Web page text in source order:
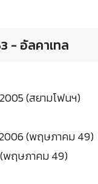
- อัลคาเทล
(สยามโฟนฯ)
(พฤษภาคม 49)
(พฤษภาคม 49)